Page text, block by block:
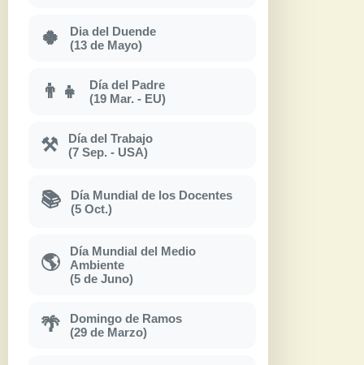
🍀
Dia del Duende
(13 de Mayo)
👨‍👧
Día del Padre
(19 Mar. - EU)
⚒
Día del Trabajo
(7 Sep. - USA)
📚
Día Mundial de los Docentes
(5 Oct.)
🌎
Día Mundial del Medio
Ambiente
(5 de Juno)
🌴
Domingo de Ramos
(29 de Marzo)